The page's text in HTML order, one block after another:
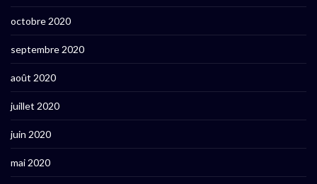
octobre 2020
septembre 2020
août 2020
juillet 2020
juin 2020
mai 2020